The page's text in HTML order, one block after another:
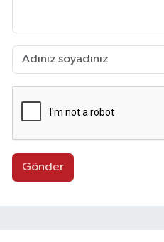
Gönder